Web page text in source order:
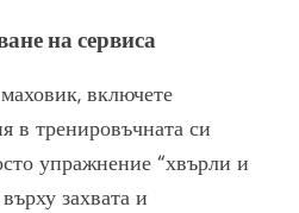
на сервиса
включете
в тренировъчната си
упражнение “хвърли и
захвата и